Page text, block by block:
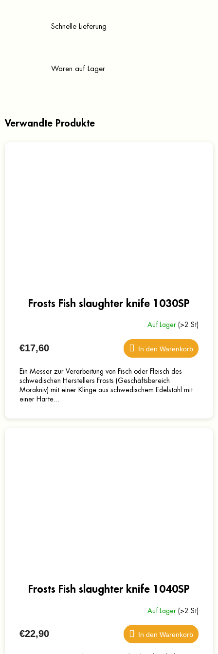
Schnelle Lieferung
Waren auf Lager
Verwandte Produkte
Frosts Fish slaughter knife 1030SP
Auf Lager (>2 St)
€17,60 In den Warenkorb
Ein Messer zur Verarbeitung von Fisch oder Fleisch des
schwedischen Herstellers Frosts (Geschäftsbereich
Morakniv) mit einer Klinge aus schwedischem Edelstahl mit
einer Härte...
Frosts Fish slaughter knife 1040SP
Auf Lager (>2 St)
€22,90 In den Warenkorb